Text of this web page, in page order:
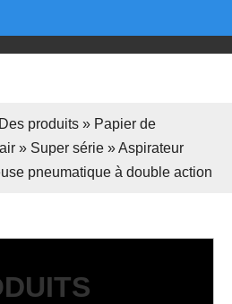
Des produits » Papier de
» Super série »Aspirateur
pneumatique à double action